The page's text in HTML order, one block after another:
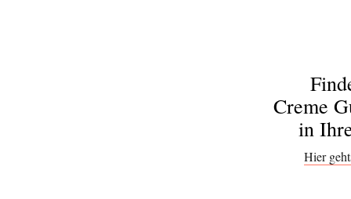
Creme
in
Hier